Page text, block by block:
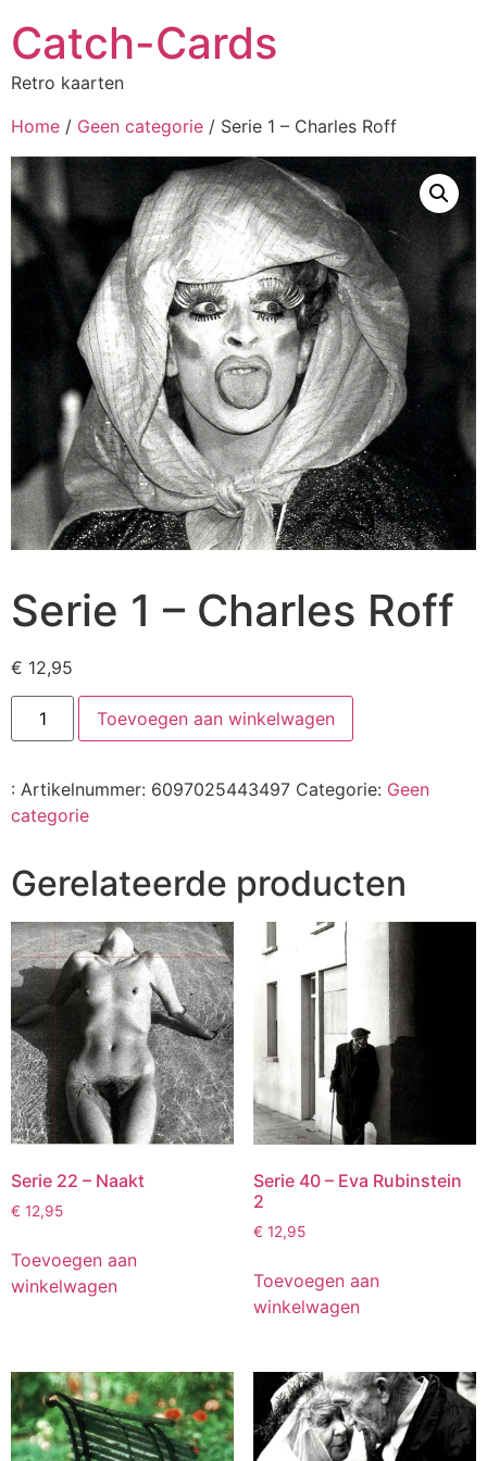
Catch-Cards
Retro kaarten
Home / Geen categorie / Serie 1 – Charles Roff
Serie 1 – Charles Roff
€ 12,95
Toevoegen aan winkelwagen
: Artikelnummer: 6097025443497 Categorie: Geen
categorie
Gerelateerde producten
Serie 22 – Naakt
€ 12,95
Toevoegen aan
winkelwagen
Serie 40 – Eva Rubinstein
2
€ 12,95
Toevoegen aan
winkelwagen